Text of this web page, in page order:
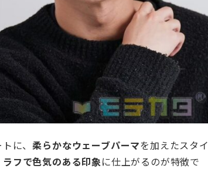
トに、柔らかなウェーブパーマを加えたスタイ
フで色気のある印象に仕上がるのが特徴で